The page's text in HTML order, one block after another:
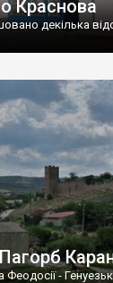
Краснова
декілька
-